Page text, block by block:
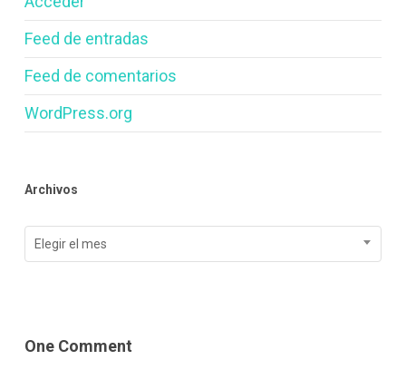
Feed de entradas
Feed de comentarios
WordPress.org
Archivos
Archivos
Elegir el mes
One Comment